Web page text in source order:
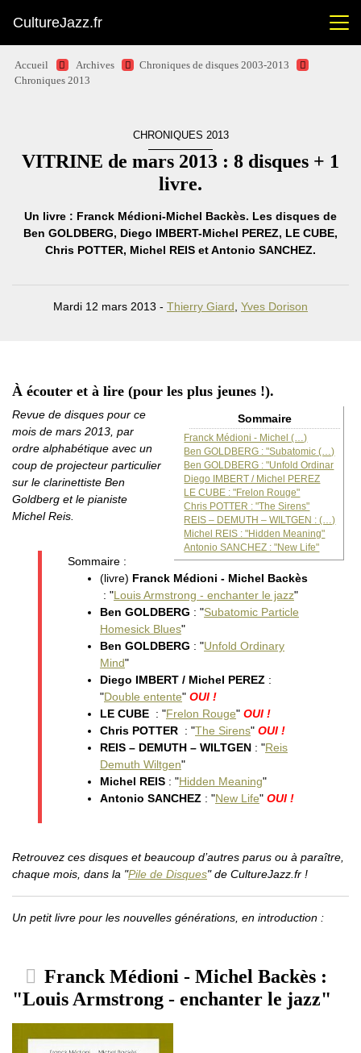
CultureJazz.fr
Accueil Archives
Chroniques de disques 2003-2013
Chroniques 2013
CHRONIQUES 2013
VITRINE de mars 2013 : 8 disques + 1
livre.
Un livre : Franck Médioni-Michel Backès. Les disques de
Ben GOLDBERG, Diego IMBERT-Michel PEREZ, LE CUBE,
Chris POTTER, Michel REIS et Antonio SANCHEZ.
Mardi 12 mars 2013 - Thierry Giard Yves Dorison
À écouter et à lire (pour les plus jeunes !).
Sommaire
Franck Médioni - Michel (…)
Ben GOLDBERG : "Subatomic (…)
Ben GOLDBERG : "Unfold Ordinar
Diego IMBERT / Michel PEREZ
LE CUBE : "Frelon Rouge"
Chris POTTER : "The Sirens"
REIS – DEMUTH – WILTGEN : (…)
Michel REIS : "Hidden Meaning"
Antonio SANCHEZ : "New Life"
Revue de disques pour ce
mois de mars 2013, par
ordre alphabétique avec un
coup de projecteur particulier
sur le clarinettiste Ben
Goldberg et le pianiste
Michel Reis.
Sommaire :
(livre) Franck Médioni - Michel Backès
: "Louis Armstrong - enchanter le jazz"
Ben GOLDBERG : "Subatomic Particle
Homesick Blues"
Ben GOLDBERG : "Unfold Ordinary
Mind"
Diego IMBERT / Michel PEREZ :
"Double entente" OUI !
LE CUBE : "Frelon Rouge" OUI !
Chris POTTER : "The Sirens" OUI !
REIS – DEMUTH – WILTGEN : "Reis
Demuth Wiltgen"
Michel REIS : "Hidden Meaning"
Antonio SANCHEZ : "New Life" OUI !
Retrouvez ces disques et beaucoup d’autres parus ou à paraître,
chaque mois, dans la "Pile de Disques" de CultureJazz.fr !
Un petit livre pour les nouvelles générations, en introduction :
Franck Médioni - Michel Backès :
"Louis Armstrong - enchanter le jazz"